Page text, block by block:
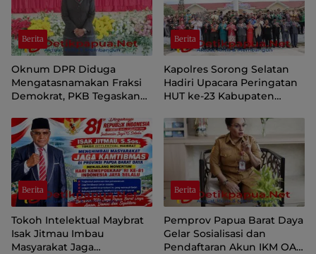
Berita
Oknum DPR Diduga
Mengatasnamakan Fraksi
Demokrat, PKB Tegaskan
Papua Pegunungan
Berita
Kapolres Sorong Selatan
Hadiri Upacara Peringatan
HUT ke-23 Kabupaten
Berita
Tokoh Intelektual Maybrat
Isak Jitmau Imbau
Masyarakat Jaga
Berita
Pemprov Papua Barat Daya
Gelar Sosialisasi dan
Pendaftaran Akun IKM OAP